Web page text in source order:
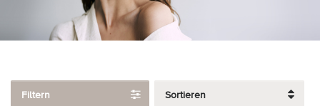
Filtern Sortieren